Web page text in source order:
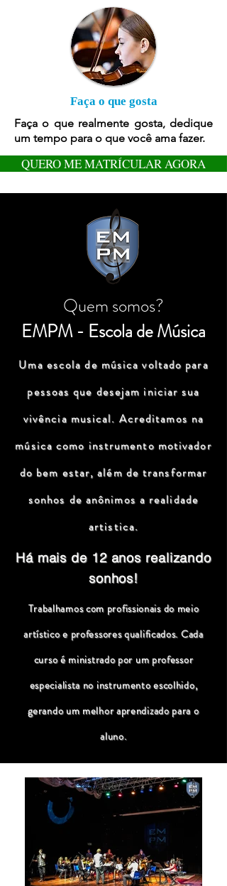
Faça o que gosta
Faça o que realmente gosta, dedique
um tempo para o que você ama fazer.
QUERO ME MATRÍCULAR AGORA
Quem somos?
EMPM - Escola de Música
Uma escola de música voltado para
pessoas que desejam iniciar sua
vivência musical. Acreditamos na
música como instrumento motivador
do bem estar, além de transformar
sonhos de anônimos a realidade
artistica.
Há mais de 12 anos realizando
sonhos!
Trabalhamos com profissionais do meio
artístico e professores qualificados. Cada
curso é ministrado por um professor
especialista no instrumento escolhido,
gerando um melhor aprendizado para o
aluno.